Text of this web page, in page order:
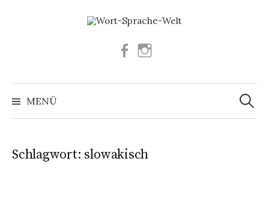
Facebook
MENÜ
Suchen
nach:
Schlagwort: slowakisch